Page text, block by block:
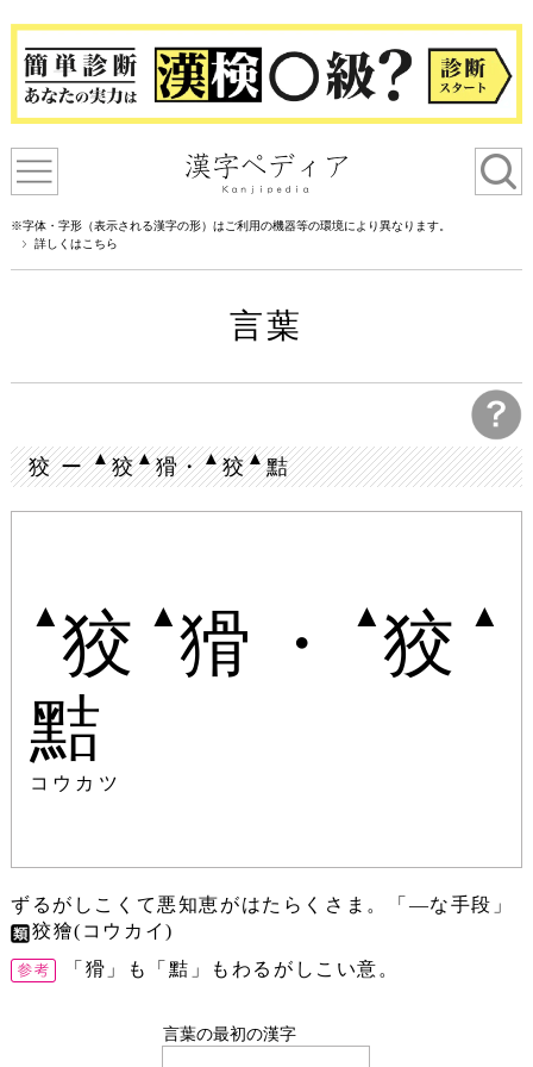
※字体・字形（表示される漢字の形）はご利用の機器等の環境により異なります。
詳しくはこちら
言葉
狡 ー▲狡▲猾・▲狡▲黠
▲ 狡 ▲ 猾・ ▲ 狡 ▲
黠
コウカツ
ずるがしこくて悪知恵がはたらくさま。「―な手段」
狡獪(コウカイ)
「猾」も「黠」もわるがしこい意。
言葉の最初の漢字